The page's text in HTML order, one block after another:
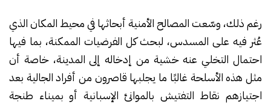
رغم ذلك، وسّعت المصالح الأمنية أبحاثها في محيط المكان الذي
عُثر فيه على المسدس، لبحث كل الفرضيات الممكنة، بما فيها
احتمال التخلي عنه خشية من إدخاله إلى المدينة، خاصة أن
مثل هذه الأسلحة غالبًا ما يجلبها قاصرون من أفراد الجالية بعد
اجتيازهم نقاط التفتيش بالموانئ الإسبانية أو بميناء طنجة